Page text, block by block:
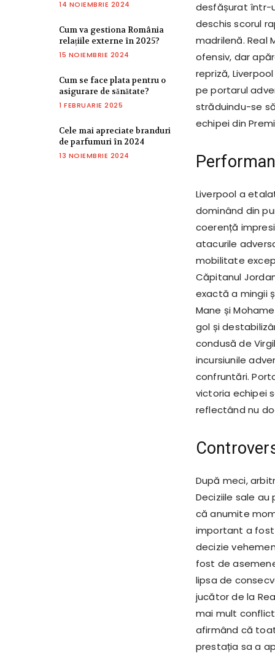
14 NOIEMBRIE 2024
Cum va gestiona România
relațiile externe în 2025?
15 NOIEMBRIE 2024
Cum se face plata pentru o
asigurare de sănătate?
1 FEBRUARIE 2025
Cele mai apreciate branduri
de parfumuri în 2024
13 NOIEMBRIE 2024
desfășurat într-
deschis scorul
madrilenă. Real
ofensiv, dar
repriză,
pe portarul
străduindu-se
echipei din
Liverpool a
dominând din
coerență
atacurile
mobilitate
Căpitanul
exactă a mingii
Mane și
gol și
condusă de
incursiunile
confruntări.
victoria echipei
reflectând nu
După meci,
Deciziile sale
că anumite
important a fost
decizie
fost de
lipsa de
jucător de la
mai mult
afirmând că
prestația sa a